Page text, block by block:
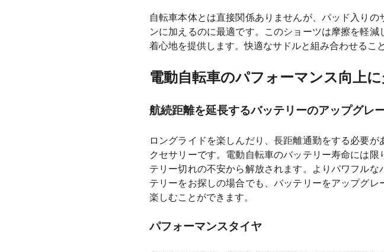
自転車本体とは直接関係ありませんが、パッド入り
ンに加えるのに最適です。このショーツは摩擦を軽
着心地を提供します。快適なサドルと組み合わせるこ
電動自転車のパフォーマンス向上
航続距離を延長するバッテリーのアップグレ
ロングライドを楽しんだり、長距離通勤をする必要
クセサリーです。電動自転車のバッテリー寿命には
テリー切れの不安から解放されます。よりパワフル
テリーをお探しの場合でも、バッテリーをアップグ
楽しむことができます。
パフォーマンスタイヤ